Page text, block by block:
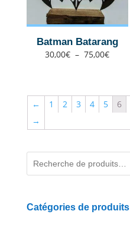
Batman Batarang
30,00€ – 75,00€Plage
de
← 1 2 3 4 5 6
→
Catégories de produits